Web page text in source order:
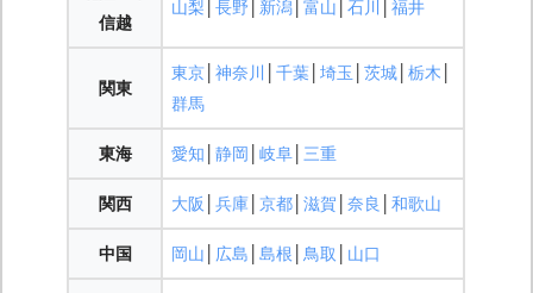
信越
山梨 │長野 新潟 │富山 │石川 │福井
関東
東京 │神奈川 │千葉 │埼玉 │茨城 │栃木
群馬
東海 愛知 │静岡 │岐阜 三重
関西 大阪 │兵庫 │京都 │滋賀 │奈良 │和歌山
中国 岡山 広島 │島根 鳥取 山口